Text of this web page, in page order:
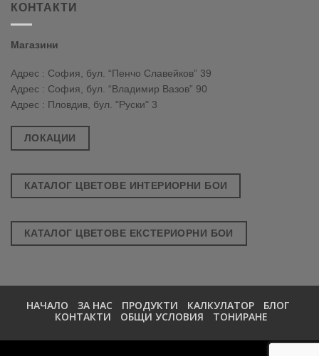
КОНТАКТИ
Магазини
Адрес : София, бул. “Пенчо Славейков” 39
Адрес : София, бул. “Владимир Вазов” 90
Адрес : Пловдив, бул. "Руски" 3
ЛОКАЦИИ
КАТАЛОГ ЦВЕТОВЕ ИНТЕРИОРНИ БОИ
КАТАЛОГ ЦВЕТОВЕ ЕКСТЕРИОРНИ БОИ
НАЧАЛО ЗА НАС ПРОДУКТИ КАЛКУЛАТОР
БЛОГ
КОНТАКТИ
ОБЩИ УСЛОВИЯ ТОНИРАНЕ